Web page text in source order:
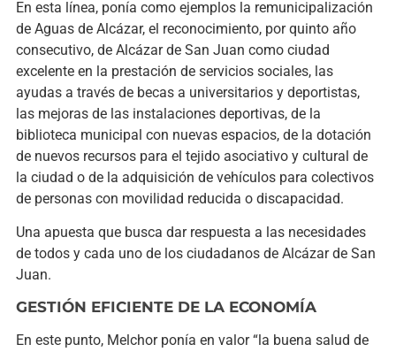
En esta línea, ponía como ejemplos la remunicipalización
de Aguas de Alcázar, el reconocimiento, por quinto año
consecutivo, de Alcázar de San Juan como ciudad
excelente en la prestación de servicios sociales, las
ayudas a través de becas a universitarios y deportistas,
las mejoras de las instalaciones deportivas, de la
biblioteca municipal con nuevas espacios, de la dotación
de nuevos recursos para el tejido asociativo y cultural de
la ciudad o de la adquisición de vehículos para colectivos
de personas con movilidad reducida o discapacidad.
Una apuesta que busca dar respuesta a las necesidades
de todos y cada uno de los ciudadanos de Alcázar de San
Juan.
GESTIÓN EFICIENTE DE LA ECONOMÍA
En este punto, Melchor ponía en valor “la buena salud de